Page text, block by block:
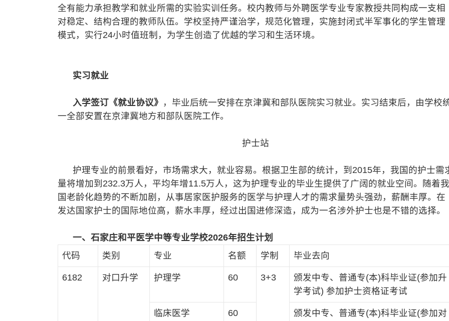
全有能力承担教学和就业所需的实验实训任务。校内教师与外聘医学专业专家教授共同构成一支相
对稳定、结构合理的教师队伍。学校坚持严谨治学，规范化管理，实施封闭式半军事化的学生管理
模式，实行24小时值班制，为学生创造了优越的学习和生活环境。
实习就业
入学签订《就业协议》 ，毕业后统一安排在京津冀和部队医院实习就业。实习结束后，由学校
一全部安置在京津冀地方和部队医院工作。
护士站
护理专业的前景看好，市场需求大，就业容易。根据卫生部的统计，到2015年，我国的护士需
量将增加到232.3万人，平均年增11.5万人，这为护理专业的毕业生提供了广阔的就业空间。随着我
国老龄化趋势的不断加剧，从事居家医护服务的医学与护理人才的需求量势头强劲，薪酬丰厚。在
发达国家护士的国际地位高，薪水丰厚，经过出国进修深造，成为一名涉外护士也是不错的选择。
一、石家庄和平医学中等专业学校2026年招生计划
代码
类别 专业 名额 学制 毕业去向
6182 对口升学 护理学 60 3+3
颁发中专、普通专(本)科毕业证(参加升
学考试) 参加护士资格证考试
临床医学 60
颁发中专、普通专(本)科毕业证(参加对